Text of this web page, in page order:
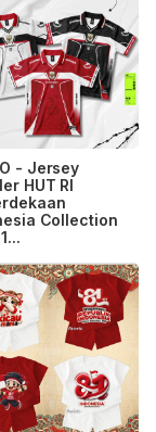
- Jersey
HUT RI
Collection